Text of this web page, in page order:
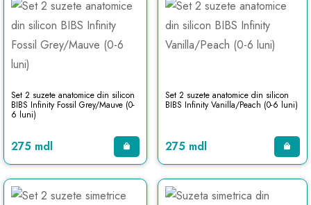
Set 2 suzete anatomice din silicon
BIBS Infinity Fossil Grey/Mauve (0-
6 luni)
275 mdl
Set 2 suzete anatomice din silicon
BIBS Infinity Vanilla/Peach (0-6 luni)
275 mdl